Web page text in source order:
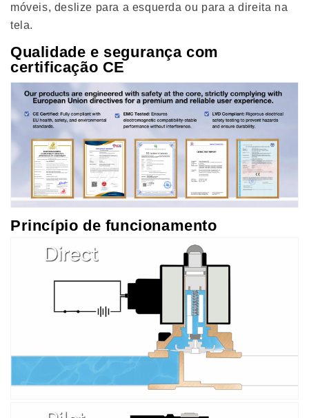
móveis, deslize para a esquerda ou para a direita na
tela.
Qualidade e segurança com
certificação CE
Princípio de funcionamento